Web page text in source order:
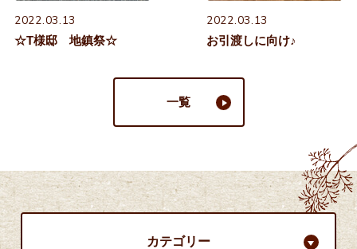
2022.03.13
☆T様邸 地鎮祭☆
2022.03.13
お引渡しに向け♪
一覧
カテゴリー